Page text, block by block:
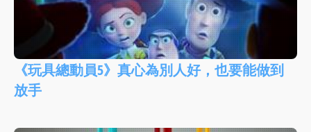
《玩具總動員5》真心為別人好，也要能做到
放手